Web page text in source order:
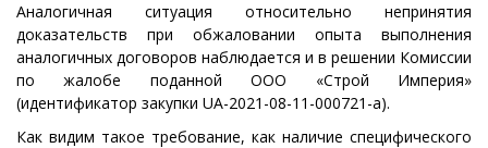
Аналогичная ситуация относительно непринятия
доказательств при обжаловании опыта выполнения
аналогичных договоров наблюдается и в решении Комиссии
по жалобе поданной ООО «Строй Империя»
(идентификатор закупки UA-2021-08-11-000721-a).
Как видим такое требование, как наличие специфического